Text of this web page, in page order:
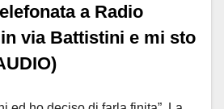
a Radio
in via Battistini e mi sto